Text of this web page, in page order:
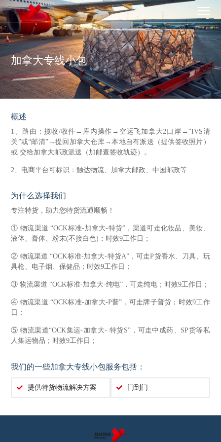
加拿大专线小包
概述
1、路由：揽收/收件→库内操作→空运飞加拿大2口岸→“IVS清
关”或“邮清”→提回加拿大仓库→本地自有派送（提供签收照片）
或 交给加拿大邮政派送（加邮查签收轨迹）。
2、电商平台可标识：触达物流、加拿大邮政、中国邮政等
为什么选择我们
专注特货，助力您特货流通顺畅！
① 物流渠道 “OCK标准-加拿大-特货”，渠道可走化妆品、美妆、
液体、膏体、粉末(不接白色)；时效9工作日；
② 物流渠道 “OCK标准-加拿大-特货A”，可走P货香水、刀具、玩
具枪、电子烟、保健品；时效9工作日；
③ 物流渠道 “OCK标准-加拿大-纯电”，可走纯电；时效9工作日；
④ 物流渠道 “OCK标准-加拿大-P普”，可走牌子普货；时效9工作
日；
⑤ 物流渠道“OCK集运-加拿大- 特货S”，可走中成药、SP货等私
人集运物品； 时效9工作日；
我们的一些加拿大专线小包服务包括：
提供特货物流解决方案 门到门